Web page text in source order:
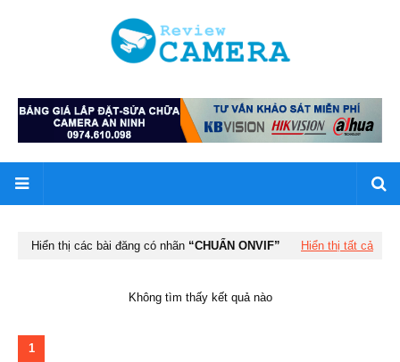
Hiển thị các bài đăng có nhãn CHUẨN ONVIF Hiển thị tất cả
Không tìm thấy kết quả nào
1